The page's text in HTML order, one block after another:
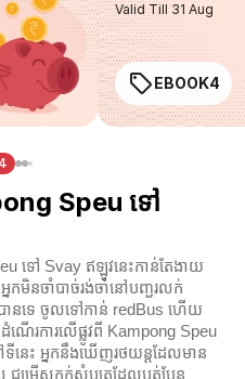
Valid Till 31 Aug
EBOOK4
Speu ទៅ
ទៅ Svay ឥឡូវនេះកាន់តែងាយ
មិនចាំបាច់រង់ចាំនៅបញ្ជរលក់
ានទេ ចូលទៅកាន់ redBus ហើយ
ណើរការលើផ្លូវពី Kampong Speu
នេះ អ្នកនឹងឃើញរថយន្តដែលមាន
ជម្រើសកក់សំបុត្រដែលបត់បែន